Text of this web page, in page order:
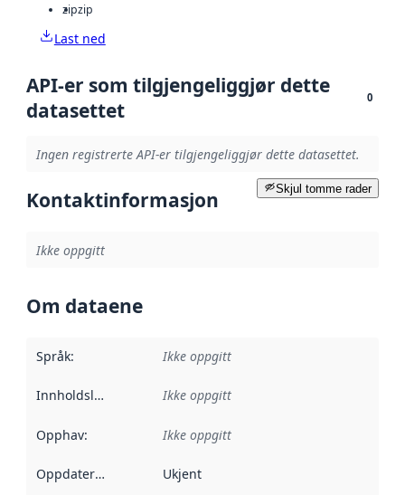
zipzip
Last ned
API-er som tilgjengeliggjør dette
datasettet
0
Ingen registrerte API-er tilgjengeliggjør dette datasettet.
Skjul tomme rader
Kontaktinformasjon
Ikke oppgitt
Om dataene
Språk: Ikke oppgitt
Innholdsleverandører :
Ikke oppgitt
Opphav: Ikke oppgitt
Oppdateringsfrekvens :
Ukjent